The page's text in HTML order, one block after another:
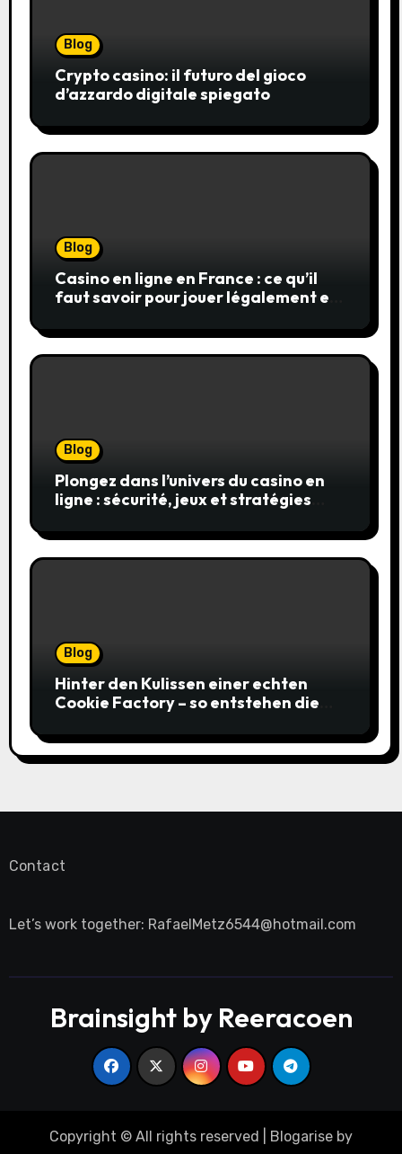
Blog
Crypto casino: il futuro del gioco
d’azzardo digitale spiegato
Blog
Casino en ligne en France : ce qu’il
faut savoir pour jouer légalement et
Blog
Plongez dans l’univers du casino en
ligne : sécurité, jeux et stratégies
Blog
Hinter den Kulissen einer echten
Cookie Factory – so entstehen die
Contact
Let’s work together: RafaelMetz6544@hotmail.com
Brainsight by Reeracoen
Copyright © All rights reserved Blogarise by